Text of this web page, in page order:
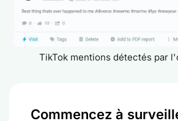
TikTok mentions détectés par
Commencez à